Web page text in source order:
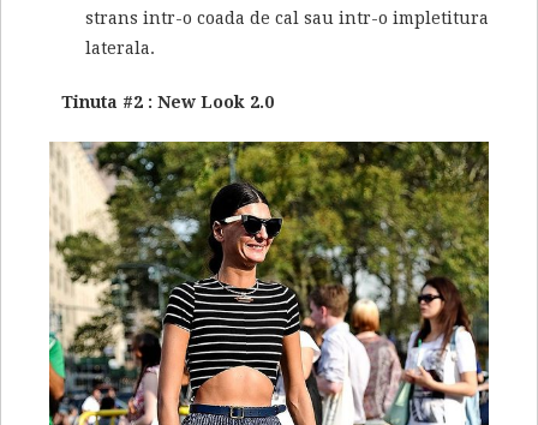
strans intr-o coada de cal sau intr-o impletitura
laterala.
Tinuta #2 : New Look 2.0